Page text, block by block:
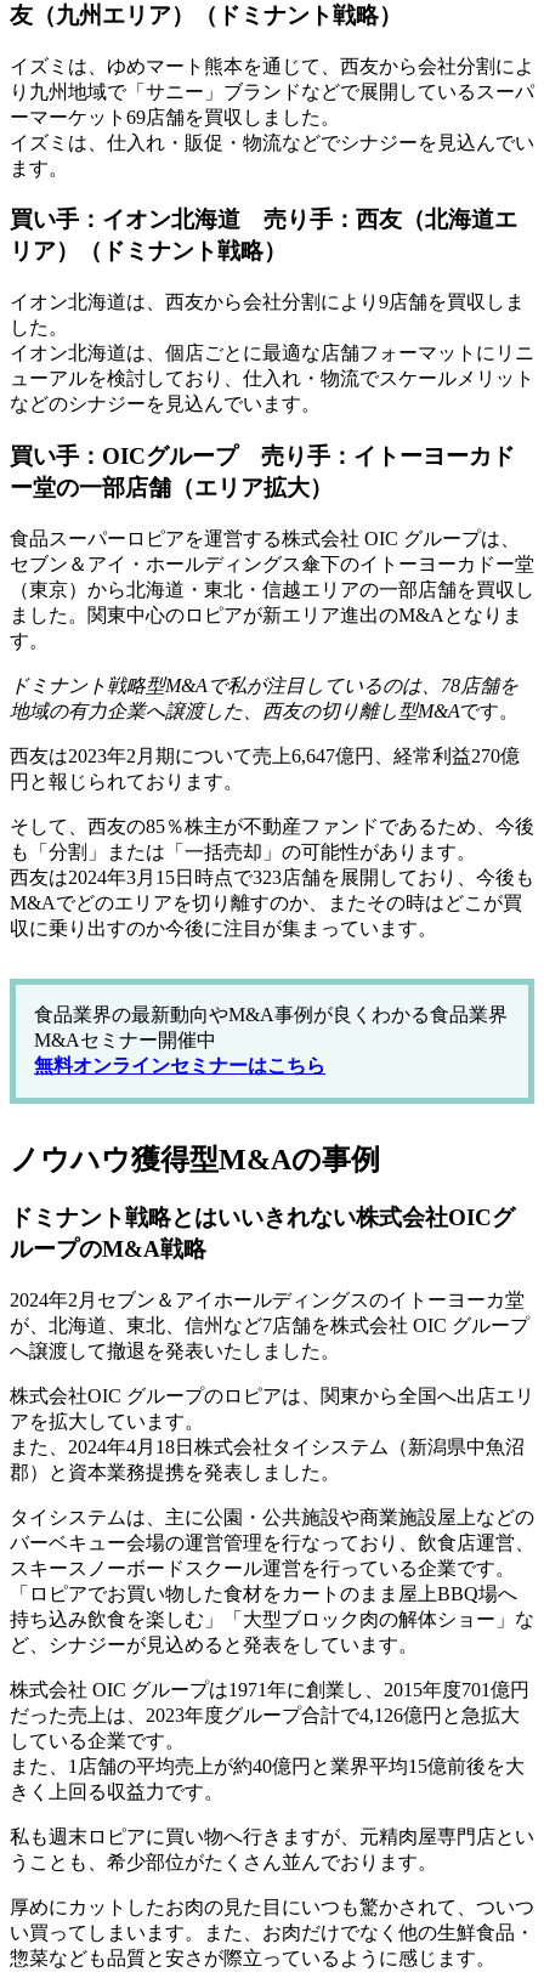
友（九州エリア）（ドミナント戦略）
イズミは、ゆめマート熊本を通じて、西友から会社分割によ
り九州地域で「サニー」ブランドなどで展開しているスーパ
ーマーケット69店舗を買収しました。
イズミは、仕入れ・販促・物流などでシナジーを見込んでい
ます。
買い手：イオン北海道 売り手：西友（北海道エ
リア）（ドミナント戦略）
イオン北海道は、西友から会社分割により9店舗を買収しま
した。
イオン北海道は、個店ごとに最適な店舗フォーマットにリニ
ューアルを検討しており、仕入れ・物流でスケールメリット
などのシナジーを見込んでいます。
買い手：OICグループ 売り手：イトーヨーカド
ー堂の一部店舗（エリア拡大）
食品スーパーロピアを運営する株式会社 OIC グループは、
セブン＆アイ・ホールディングス傘下のイトーヨーカドー堂
（東京）から北海道・東北・信越エリアの一部店舗を買収し
ました。関東中心のロピアが新エリア進出のM&Aとなりま
す。
ドミナント戦略型M&Aで私が注目しているのは、78店舗を
地域の有力企業へ譲渡した、西友の切り離し型M&Aです。
西友は2023年2月期について売上6,647億円、経常利益270億
円と報じられております。
そして、西友の85％株主が不動産ファンドであるため、今後
も「分割」または「一括売却」の可能性があります。
西友は2024年3月15日時点で323店舗を展開しており、今後も
M&Aでどのエリアを切り離すのか、またその時はどこが買
収に乗り出すのか今後に注目が集まっています。
食品業界の最新動向やM&A事例が良くわかる食品業界
M&Aセミナー開催中
無料オンラインセミナーはこちら
ノウハウ獲得型M&Aの事例
ドミナント戦略とはいいきれない株式会社OICグ
ループのM&A戦略
2024年2月セブン＆アイホールディングスのイトーヨーカ堂
が、北海道、東北、信州など7店舗を株式会社 OIC グループ
へ譲渡して撤退を発表いたしました。
株式会社OIC グループのロピアは、関東から全国へ出店エリ
アを拡大しています。
また、2024年4月18日株式会社タイシステム（新潟県中魚沼
郡）と資本業務提携を発表しました。
タイシステムは、主に公園・公共施設や商業施設屋上などの
バーベキュー会場の運営管理を行なっており、飲食店運営、
スキースノーボードスクール運営を行っている企業です。
「ロピアでお買い物した食材をカートのまま屋上BBQ場へ
持ち込み飲食を楽しむ」「大型ブロック肉の解体ショー」な
ど、シナジーが見込めると発表をしています。
株式会社 OIC グループは1971年に創業し、2015年度701億円
だった売上は、2023年度グループ合計で4,126億円と急拡大
している企業です。
また、1店舗の平均売上が約40億円と業界平均15億前後を大
きく上回る収益力です。
私も週末ロピアに買い物へ行きますが、元精肉屋専門店とい
うことも、希少部位がたくさん並んでおります。
厚めにカットしたお肉の見た目にいつも驚かされて、ついつ
い買ってしまいます。また、お肉だけでなく他の生鮮食品・
惣菜なども品質と安さが際立っているように感じます。